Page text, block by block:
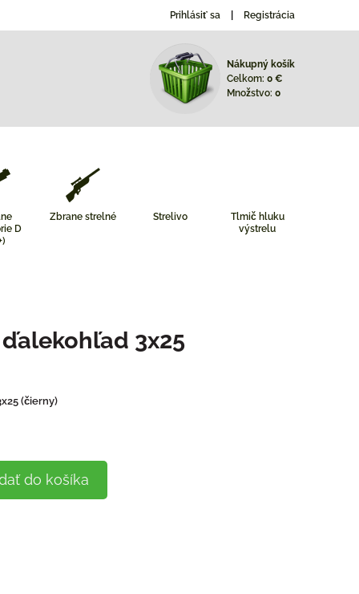
Prihlásiť sa Registrácia
Nákupný košík
Celkom: 0 €
Množstvo: 0
D
Zbrane strelné Strelivo
Tlmič hluku
výstrelu
3x25
(čierny)
do košíka